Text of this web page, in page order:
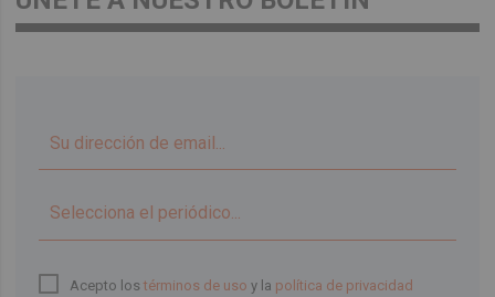
Acepto lostérminos de uso y la política de privacidad